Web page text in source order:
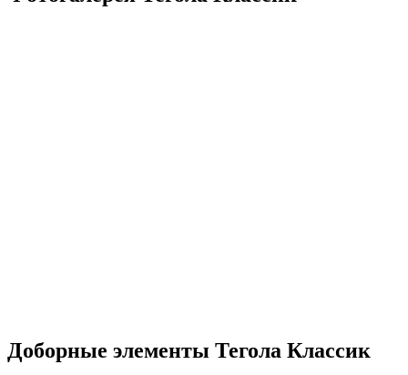
Доборные элементы Тегола Классик